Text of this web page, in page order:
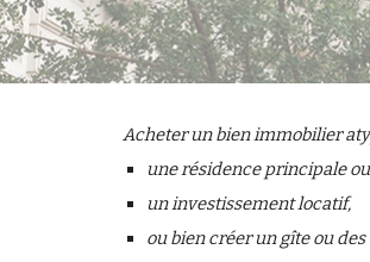
Acheter un bien immobilier
une résidence principale
un investissement locatif,
ou bien créer un gîte ou des